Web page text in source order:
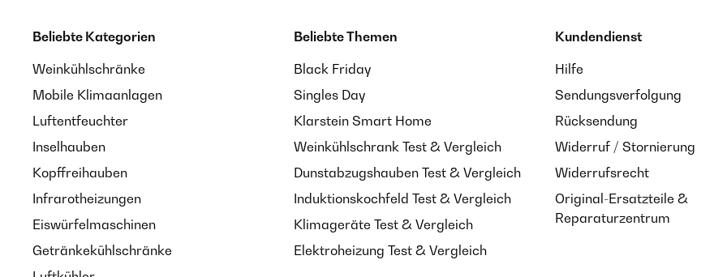
Beliebte Kategorien
Weinkühlschränke
Mobile Klimaanlagen
Luftentfeuchter
Inselhauben
Kopffreihauben
Infrarotheizungen
Eiswürfelmaschinen
Getränkekühlschränke
Beliebte Themen
Black Friday
Singles Day
Klarstein Smart Home
Weinkühlschrank Test & Vergleich
Dunstabzugshauben Test & Vergleich
Induktionskochfeld Test & Vergleich
Klimageräte Test & Vergleich
Elektroheizung Test & Vergleich
Kundendienst
Hilfe
Sendungsverfolgung
Rücksendung
Widerruf / Stornierung
Widerrufsrecht
Original-Ersatzteile &
Reparaturzentrum